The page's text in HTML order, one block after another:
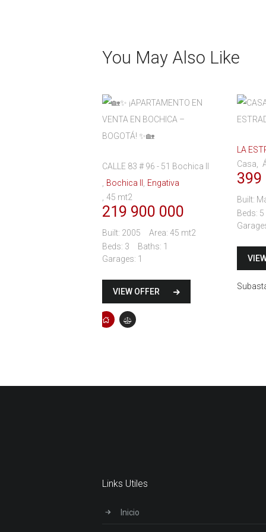
You May Also Like
CALLE 83 # 96 - 51 Bochica II
Bochica II
Engativa
45 mt2
219 900 000
Built: 2005 Area: 45 mt2
Beds: 3 Baths: 1
Garages: 1
VIEW OFFER
LA
Casa
399
Built:
Beds: 5
Links Utiles
Inicio